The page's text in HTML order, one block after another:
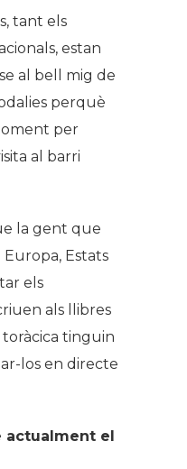
tant els
estan
al bell mig de
perquè
per
al barri
la gent que
Estats
els
als llibres
tinguin
los en directe
actualment el